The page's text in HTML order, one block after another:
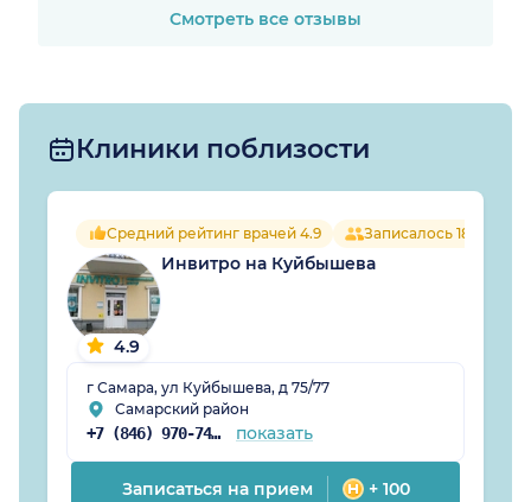
пагубной привычки. И
Теперь и я счастлив и
ЕДИНОГО СОМНЕНИЯ
РЕКОМЕНДУЮ
РЫБАКОВА СЕРГЕЯ
ВАЛЕРЬЕВИЧА, всем
тем, кто борется с
алкогольной и другой
зависимостью.
Смотреть все отзывы
Клиники поблизости
Средний рейтинг врачей 4.9 Записалось 186
4.9
Инвитро на Куйбышева
г Самара, ул Куйбышева, д 75/77
Самарский район
+7 (846) 970-74-08 показать
Записаться на прием + 100